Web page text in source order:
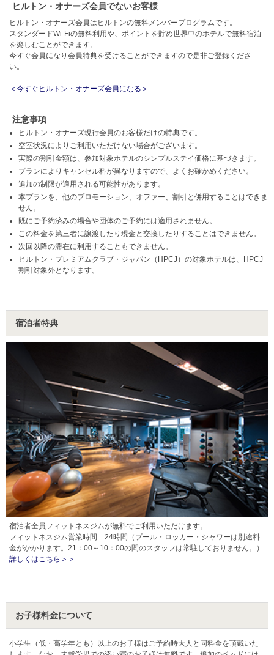
ヒルトン・オナーズ会員でないお客様
ヒルトン・オナーズ会員はヒルトンの無料メンバープログラムです。
スタンダードWi-Fiの無料利用や、ポイントを貯め世界中のホテルで無料宿泊
を楽しむことができます。
今すぐ会員になり会員特典を受けることができますので是非ご登録くださ
い。
＜今すぐヒルトン・オナーズ会員になる＞
注意事項
ヒルトン・オナーズ現行会員のお客様だけの特典です。
空室状況によりご利用いただけない場合がございます。
実際の割引金額は、参加対象ホテルのシンプルステイ価格に基づきます。
プランによりキャンセル料が異なりますので、よくお確かめください。
追加の制限が適用される可能性があります。
本プランを、他のプロモーション、オファー、割引と併用することはできま
せん。
既にご予約済みの場合や団体のご予約には適用されません。
この料金を第三者に譲渡したり現金と交換したりすることはできません。
次回以降の滞在に利用することもできません。
ヒルトン・プレミアムクラブ・ジャパン（HPCJ）の対象ホテルは、HPCJ
割引対象外となります。
宿泊者特典
宿泊者全員フィットネスジムが無料でご利用いただけます。
フィットネスジム営業時間 24時間（プール・ロッカー・シャワーは別途料
金がかかります。21：00～10：00の間のスタッフは常駐しておりません。）
詳しくはこちら＞＞
お子様料金について
小学生（低・高学年とも）以上のお子様はご予約時大人と同料金を頂戴いた